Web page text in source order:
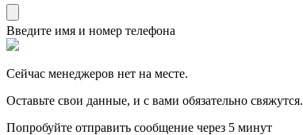
Введите имя и номер телефона
Cейчас менеджеров нет на месте.
Оставьте свои данные, и с вами обязательно свяжутся.
Попробуйте отправить сообщение через 5 минут